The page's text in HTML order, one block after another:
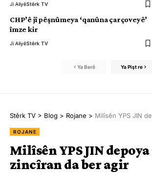
Ji AliyêStêrk TV
CHP’ê jî pêşnûmeya ‘qanûna çarçoveyê’
îmze kir
Ji AliyêStêrk TV
Ya Berê Ya Pişt re
Stêrk TV > Blog > Rojane > Milîsên YPS JIN depoya
ROJANE
Milîsên YPS JIN
zincîran da ber agir